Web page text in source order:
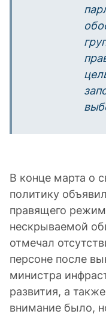
В конце марта о
политику
правящего
нескрываемой
отмечал
персоне после
министра
развития, а
внимание было,